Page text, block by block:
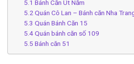
5.1 Bánh Căn Út Năm
5.2 Quán Cô Lan – Bánh căn Nha
5.3 Quán Bá‎‎nh Căn 15
5.4 Quán bán‎‎h căn số 109
5.5 Bán‎‎h căn 51